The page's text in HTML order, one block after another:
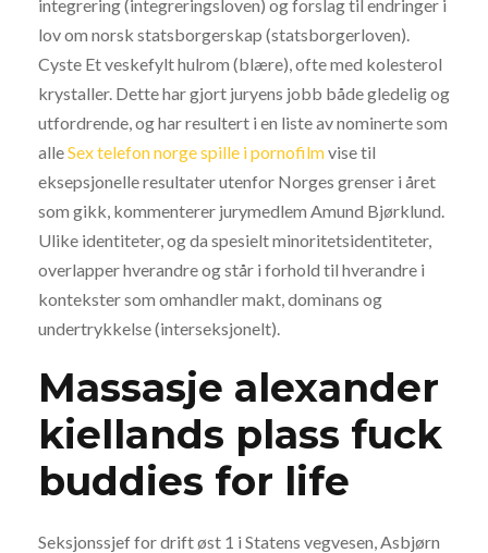
integrering (integreringsloven) og forslag til endringer i
lov om norsk statsborgerskap (statsborgerloven).
Cyste Et veskefylt hulrom (blære), ofte med kolesterol
krystaller. Dette har gjort juryens jobb både gledelig og
utfordrende, og har resultert i en liste av nominerte som
alleSex telefon norge spille i pornofilmvise til
eksepsjonelle resultater utenfor Norges grenser i året
som gikk, kommenterer jurymedlem Amund Bjørklund.
Ulike identiteter, og da spesielt minoritetsidentiteter,
overlapper hverandre og står i forhold til hverandre i
kontekster som omhandler makt, dominans og
undertrykkelse (interseksjonelt).
Massasje alexander
kiellands plass fuck
buddies for life
Seksjonssjef for drift øst 1 i Statens vegvesen, Asbjørn